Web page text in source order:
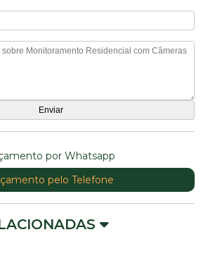
por Whatsapp
pelo Telefone